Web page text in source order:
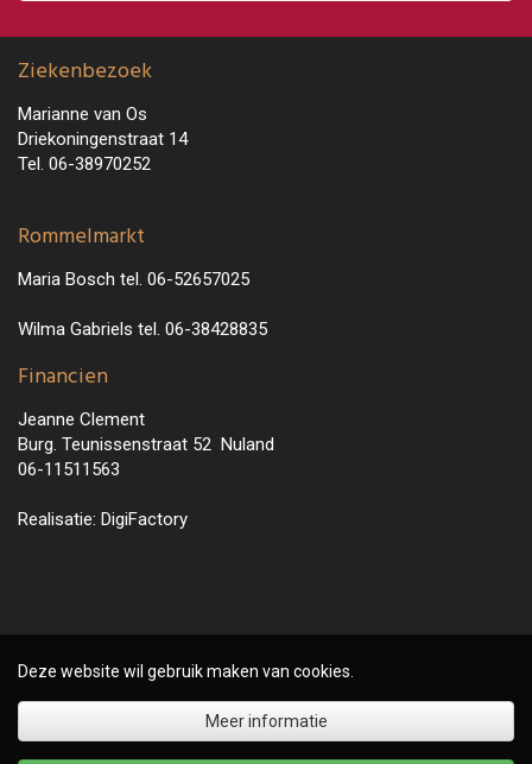
Ziekenbezoek
Marianne van Os
Driekoningenstraat 14
Tel. 06-38970252
Rommelmarkt
Maria Bosch tel. 06-52657025
Wilma Gabriels tel. 06-38428835
Financien
Jeanne Clement
Burg. Teunissenstraat 52 Nuland
06-11511563
Realisatie: DigiFactory
Deze website wil gebruik maken van cookies.
Meer informatie